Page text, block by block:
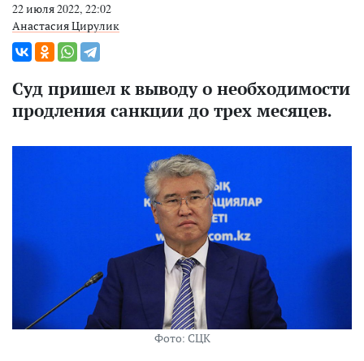
22 июля 2022, 22:02
Анастасия Цирулик
Суд пришел к выводу о необходимости
продления санкции до трех месяцев.
Фото: СЦК